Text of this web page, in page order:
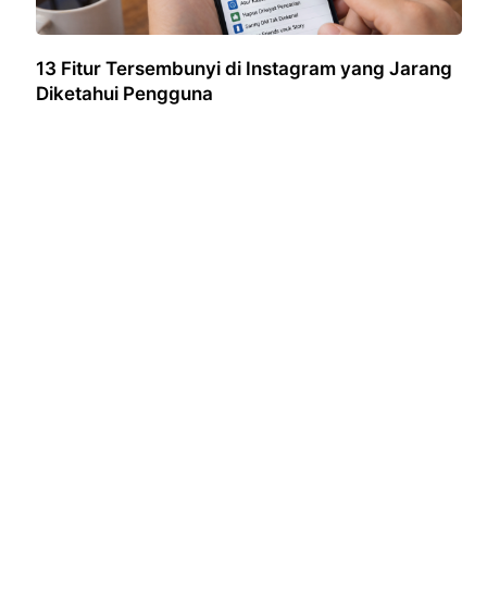
13 Fitur Tersembunyi di Instagram yang Jarang
Diketahui Pengguna